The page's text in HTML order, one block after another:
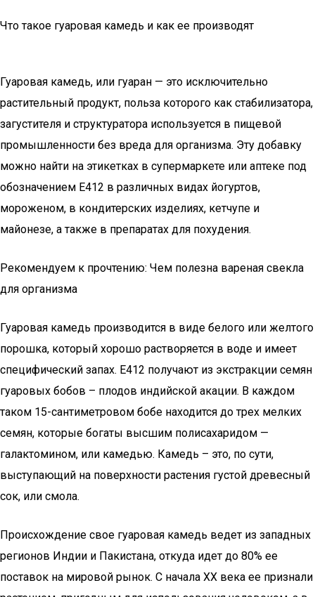
Что такое гуаровая камедь и как ее производят
Гуаровая камедь, или гуаран — это исключительно
растительный продукт, польза которого как стабилизатора,
загустителя и структуратора используется в пищевой
промышленности без вреда для организма. Эту добавку
можно найти на этикетках в супермаркете или аптеке под
обозначением E412 в различных видах йогуртов,
мороженом, в кондитерских изделиях, кетчупе и
майонезе, а также в препаратах для похудения.
Рекомендуем к прочтению: Чем полезна вареная свекла
для организма
Гуаровая камедь производится в виде белого или желтого
порошка, который хорошо растворяется в воде и имеет
специфический запах. Е412 получают из экстракции семян
гуаровых бобов – плодов индийской акации. В каждом
таком 15-сантиметровом бобе находится до трех мелких
семян, которые богаты высшим полисахаридом —
галактомином, или камедью. Камедь – это, по сути,
выступающий на поверхности растения густой древесный
сок, или смола.
Происхождение свое гуаровая камедь ведет из западных
регионов Индии и Пакистана, откуда идет до 80% ее
поставок на мировой рынок. С начала ХХ века ее признали